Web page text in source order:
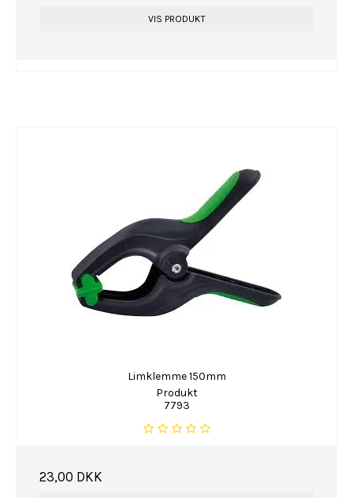
VIS PRODUKT
Limklemme 150mm
Produkt
7793
23,00 DKK